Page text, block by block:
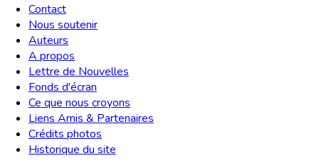
Contact
Nous soutenir
Auteurs
A propos
Lettre de Nouvelles
Fonds d'écran
Ce que nous croyons
Liens Amis & Partenaires
Crédits photos
Historique du site